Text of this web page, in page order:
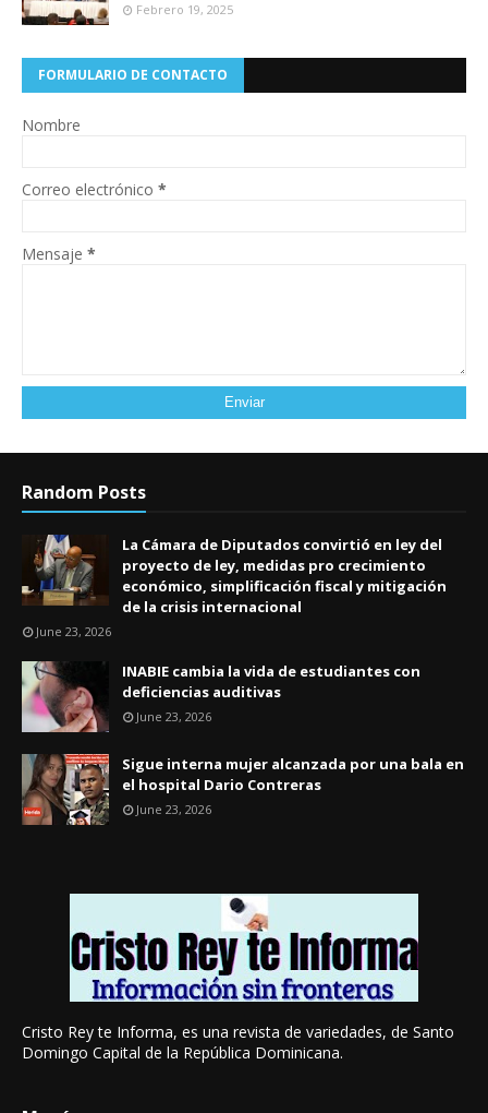
Febrero 19, 2025
FORMULARIO DE CONTACTO
Nombre
Correo electrónico *
Mensaje *
Random Posts
La Cámara de Diputados convirtió en ley del
proyecto de ley, medidas pro crecimiento
económico, simplificación fiscal y mitigación
de la crisis internacional
June 23, 2026
INABIE cambia la vida de estudiantes con
deficiencias auditivas
June 23, 2026
Sigue interna mujer alcanzada por una bala en
el hospital Dario Contreras
June 23, 2026
Cristo Rey te Informa, es una revista de variedades, de Santo
Domingo Capital de la República Dominicana.